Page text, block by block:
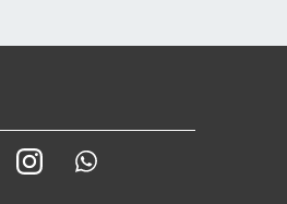
YoutubeInstagram